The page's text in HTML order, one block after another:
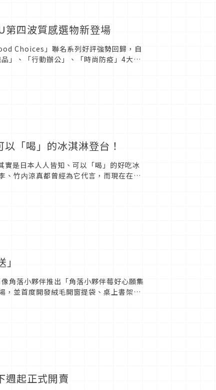
第四波質感選物新登場
Choices」聯名系列好評強勢回歸，自
」、「行動辦公」、「時尚防疫」4大生
「喝」的冰淇淋登台！
是日本人人皆知、可以「喝」的好吃冰
、竹内涼真都曾經為它代言，而現在在台
角落小夥伴推出「角落小夥伴莓好心願集
，並首度開發絨毛開窗提袋、桌上書架收
週起正式開賣